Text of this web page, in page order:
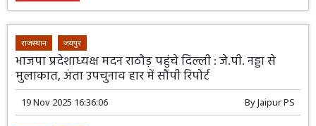
राजस्थान जयपुर
भाजपा प्रदेशाध्यक्ष मदन राठौड़ पहुंचे दिल्ली : जे.पी. नड्डा से
मुलाकात, अंता उपचुनाव हार में सौंपी रिपोर्ट
19 Nov 2025 16:36:06 ByJaipur PS